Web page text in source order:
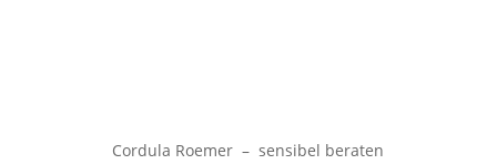
Cordula Roemer – sensibel beraten